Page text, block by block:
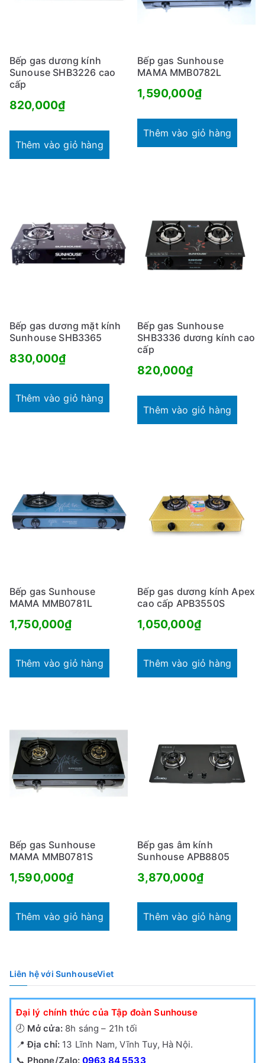
Bếp gas dương kính
Sunouse SHB3226 cao
cấp
820,000₫
Thêm vào giỏ hàng
Bếp gas Sunhouse
MAMA MMB0782L
1,590,000₫
Thêm vào giỏ hàng
Bếp gas dương mặt kính
Sunhouse SHB3365
830,000₫
Thêm vào giỏ hàng
Bếp gas Sunhouse
SHB3336 dương kính cao
cấp
820,000₫
Thêm vào giỏ hàng
Bếp gas Sunhouse
MAMA MMB0781L
1,750,000₫
Thêm vào giỏ hàng
Bếp gas dương kính Apex
cao cấp APB3550S
1,050,000₫
Thêm vào giỏ hàng
Bếp gas Sunhouse
MAMA MMB0781S
1,590,000₫
Thêm vào giỏ hàng
Bếp gas âm kính
Sunhouse APB8805
3,870,000₫
Thêm vào giỏ hàng
Liên hệ với SunhouseViet
Đại lý chính thức của Tập đoàn Sunhouse
🕗 Mở cửa:8h sáng – 21h tối
📍Địa chỉ: 13 Lĩnh Nam, Vĩnh Tuy, Hà Nội.
📞 Phone/Zalo: 0963 84 5533